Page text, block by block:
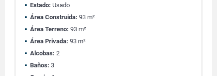
Estado: Usado
Área Construida: 93 m²
Área Terreno: 93 m²
Área Privada: 93 m²
Alcobas: 2
Baños: 3